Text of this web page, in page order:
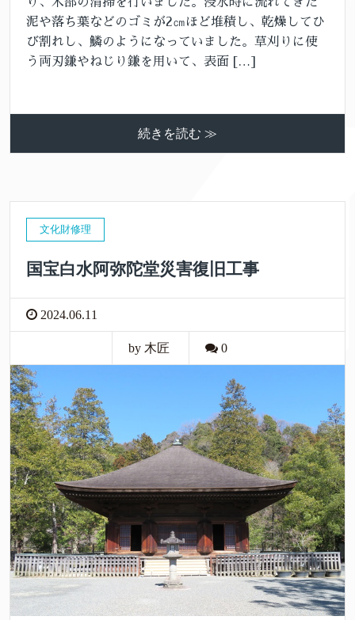
り、木部の清掃を行いました。浸水時に流れてきた
泥や落ち葉などのゴミが2㎝ほど堆積し、乾燥してひ
び割れし、鱗のようになっていました。草刈りに使
う両刃鎌やねじり鎌を用いて、表面 […]
続きを読む ≫
文化財修理
国宝白水阿弥陀堂災害復旧工事
2024.06.11
by 木匠 0